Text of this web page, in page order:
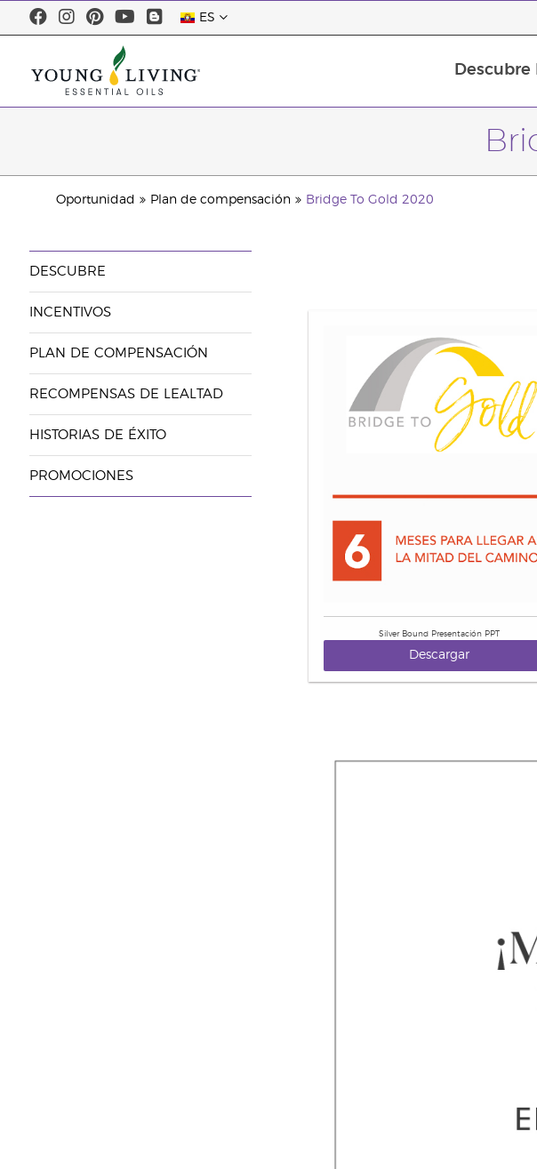
ES
Descubre
Oportunidad Plan de compensación Bridge To Gold 2020
DESCUBRE
INCENTIVOS
PLAN DE COMPENSACIÓN
RECOMPENSAS DE LEALTAD
HISTORIAS DE ÉXITO
PROMOCIONES
Silver Bound Presentación PPT
Descargar